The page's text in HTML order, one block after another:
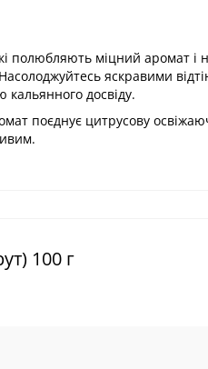
полюбляють міцний аромат і
яскравими
кальянного досвіду.
поєднує цитрусову
100 г